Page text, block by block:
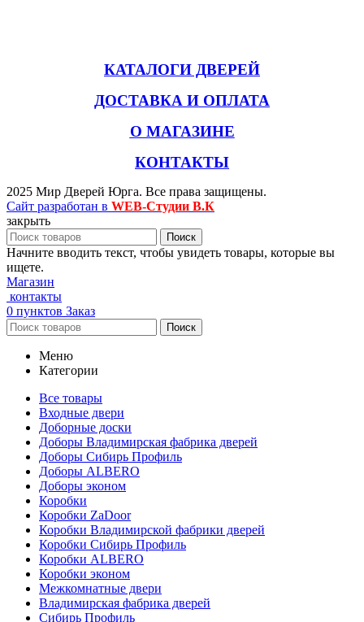
КАТАЛОГИ ДВЕРЕЙ
ДОСТАВКА И ОПЛАТА
О МАГАЗИНЕ
КОНТАКТЫ
2025 Мир Дверей Юрга. Все права защищены.
Сайт разработан в WEB-Студии В.К
закрыть
Поиск
Начните вводить текст, чтобы увидеть товары, которые вы
ищете.
Магазин
контакты
0 пунктов Заказ
Поиск
Меню
Категории
Все товары
Входные двери
Доборные доски
Доборы Владимирская фабрика дверей
Доборы Сибирь Профиль
Доборы ALBERO
Доборы эконом
Коробки
Коробки ZaDoor
Коробки Владимирской фабрики дверей
Коробки Сибирь Профиль
Коробки ALBERO
Коробки эконом
Межкомнатные двери
Владимирская фабрика дверей
Сибирь Профиль